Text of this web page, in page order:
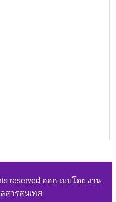
reserved ออกแบบโดย งาน
สารสนเทศ